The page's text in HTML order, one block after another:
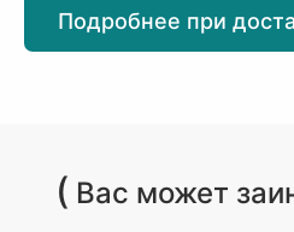
Подробнее при
( Вас может